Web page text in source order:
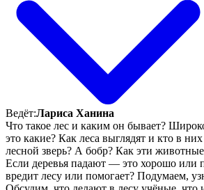
Ведёт:Лариса Ханина
Что такое лес и каким он бывает?
это какие? Как леса выглядят и кто в
лесной зверь? А бобр? Как эти
Если деревья падают — это хорошо или
вредит лесу или помогает? Подумаем,